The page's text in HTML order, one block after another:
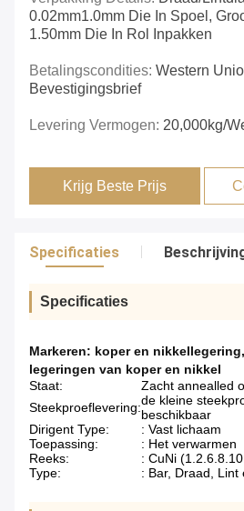
0.02mm1.0mm Die In Spoel,
1.50mm Die In Rol Inpakken
Betalingscondities: Western
Bevestigingsbrief
Levering Vermogen: 20,000kg/
Krijg Beste Prijs
Specificaties
Specificaties
Markeren: koper en nikkellegering,
legeringen van koper en nikkel
Staat:
Zacht annealled
Steekproeflevering:de kleine
beschikbaar
Dirigent Type:
: Vast lichaam
Toepassing:
: Het verwarmen
Reeks:
: CuNi
Type:
: Bar, Draad, Lint